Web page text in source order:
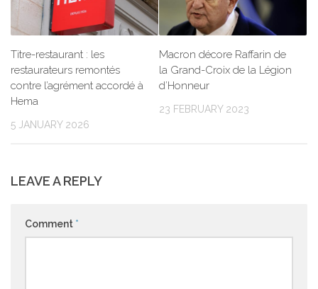
Titre-restaurant : les
restaurateurs remontés
contre l’agrément accordé à
Hema
5 JANUARY 2026
Macron décore Raffarin de
la Grand-Croix de la Légion
d’Honneur
23 FEBRUARY 2023
LEAVE A REPLY
Comment *